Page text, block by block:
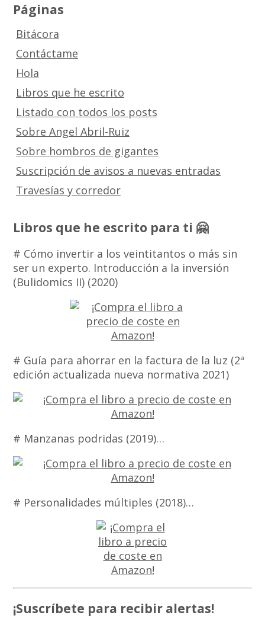
Páginas
Bitácora
Contáctame
Hola
Libros que he escrito
Listado con todos los posts
Sobre Angel Abril-Ruiz
Sobre hombros de gigantes
Suscripción de avisos a nuevas entradas
Travesías y corredor
Libros que he escrito para ti 🤗
# Cómo invertir a los veintitantos o más sin
ser un experto. Introducción a la inversión
(Bulidomics II) (2020)
# Guía para ahorrar en la factura de la luz (2ª
edición actualizada nueva normativa 2021)
# Manzanas podridas (2019)…
# Personalidades múltiples (2018)…
¡Suscríbete para recibir alertas!